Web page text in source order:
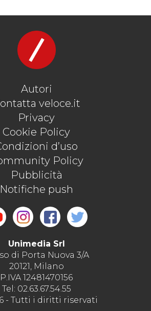
Autori
veloce.it
Privacy
Cookie Policy
d’uso
Policy
Pubblicità
Notifiche push
Unimedia Srl
di Porta Nuova 3/A
20121, Milano
P.IVA 12481470156
Tel: 02.63.67.54.55
- Tutti i diritti riservati